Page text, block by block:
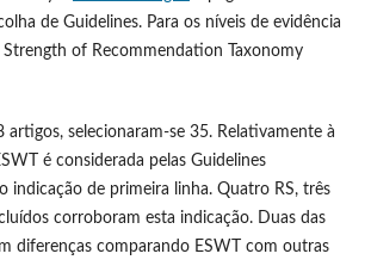
de Guidelines. Para os níveis de evidência
of Recommendation Taxonomy
artigos, selecionaram-se 35. Relativamente à
é considerada pelas Guidelines
indicação de primeira linha. Quatro RS, três
corroboram esta indicação. Duas das
diferenças comparando ESWT com outras